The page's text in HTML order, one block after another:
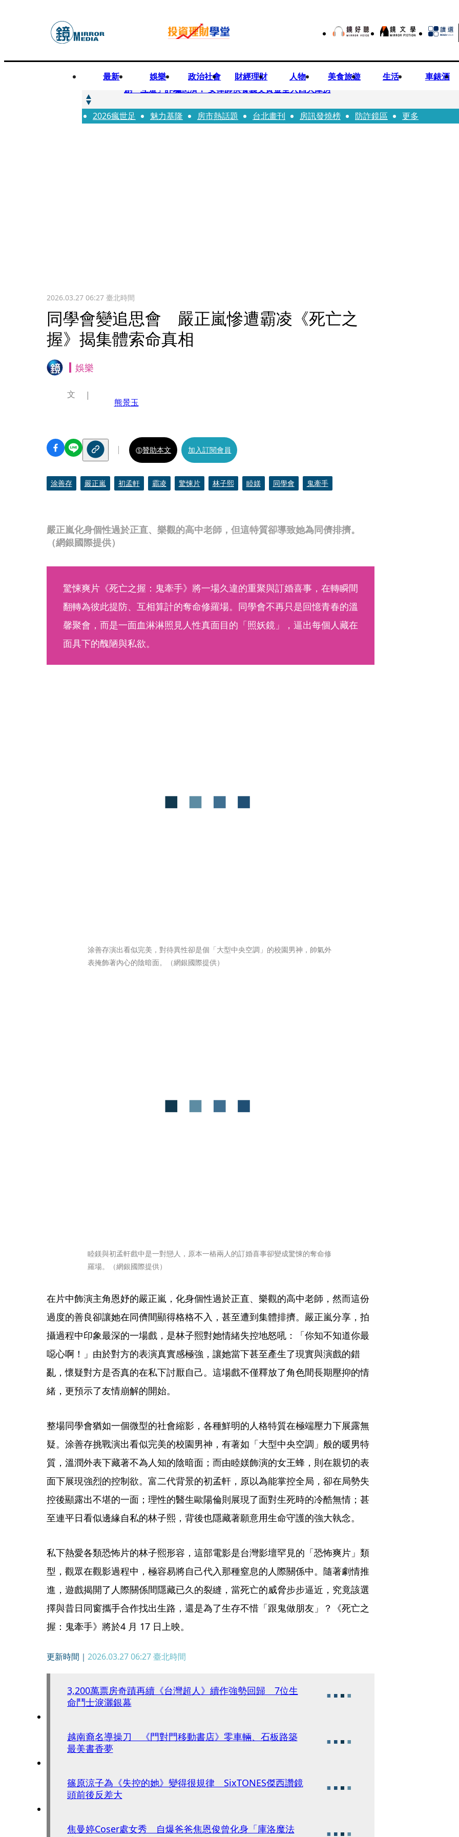
最新 娛樂 政治社會 財經理財 人物 美食旅遊 生活 車錶酒
快訊
創「互道」詐騙慈濟！ 女律師供養義父黃金全入四大庫房
快訊
前時力黨魁表態「反對刪公視預算」 盼在野三思：改凍結處理受質疑項目
2026瘋世足 魅力基隆 房市熱話題 台北畫刊 房訊發燒榜 防詐鏡區 更多
2026.03.27 06:27臺北時間
同學會變追思會 嚴正嵐慘遭霸凌《死亡之
握》揭集體索命真相
娛樂
嚴正嵐化身個性過於正直、樂觀的高中老師，但這特質卻導致她為同儕排擠。
（網銀國際提供）
文
熊景玉
贊助本文 加入訂閱會員
涂善存 嚴正嵐 初孟軒 霸凌 驚悚片 林子熙 睦媄 同學會 鬼牽手
驚悚爽片《死亡之握：鬼牽手》將一場久違的重聚與訂婚喜事，在轉瞬間
翻轉為彼此提防、互相算計的奪命修羅場。同學會不再只是回憶青春的溫
馨聚會，而是一面血淋淋照見人性真面目的「照妖鏡」，逼出每個人藏在
面具下的醜陋與私欲。
涂善存演出看似完美，對待異性卻是個「大型中央空調」的校園男神，帥氣外
表掩飾著內心的陰暗面。（網銀國際提供）
睦鎂與初孟軒戲中是一對戀人，原本一樁兩人的訂婚喜事卻變成驚悚的奪命修
羅場。（網銀國際提供）
在片中飾演主角恩妤的嚴正嵐，化身個性過於正直、樂觀的高中老師，然而這份
過度的善良卻讓她在同儕間顯得格格不入，甚至遭到集體排擠。嚴正嵐分享，拍
攝過程中印象最深的一場戲，是林子熙對她情緒失控地怒吼：「你知不知道你最
噁心啊！」由於對方的表演真實感極強，讓她當下甚至產生了現實與演戲的錯
亂，懷疑對方是否真的在私下討厭自己。這場戲不僅釋放了角色間長期壓抑的情
緒，更預示了友情崩解的開始。
整場同學會猶如一個微型的社會縮影，各種鮮明的人格特質在極端壓力下展露無
疑。涂善存挑戰演出看似完美的校園男神，有著如「大型中央空調」般的暖男特
質，溫潤外表下藏著不為人知的陰暗面；而由睦媄飾演的女王蜂，則在親切的表
面下展現強烈的控制欲。富二代背景的初孟軒，原以為能掌控全局，卻在局勢失
控後顯露出不堪的一面；理性的醫生歐陽倫則展現了面對生死時的冷酷無情；甚
至連平日看似邊緣自私的林子熙，背後也隱藏著願意用生命守護的強大執念。
私下熱愛各類恐怖片的林子熙形容，這部電影是台灣影壇罕見的「恐怖爽片」類
型，觀眾在觀影過程中，極容易將自己代入那種窒息的人際關係中。隨著劇情推
進，遊戲揭開了人際關係間隱藏已久的裂縫，當死亡的威脅步步逼近，究竟該選
擇與昔日同窗攜手合作找出生路，還是為了生存不惜「跟鬼做朋友」？《死亡之
握：鬼牽手》將於4 月 17 日上映。
更新時間｜ 2026.03.27 06:27臺北時間
3,200萬票房奇蹟再續《台灣超人》續作強勢回歸 7位生
命鬥士淚灑銀幕
越南裔名導操刀 《門對門移動書店》零車輛、石板路築
最美書香夢
篠原涼子為《失控的她》變得很規律 SixTONES傑西讚鏡
頭前後反差大
焦曼婷Coser處女秀 自爆爸爸焦恩俊曾化身「庫洛魔法